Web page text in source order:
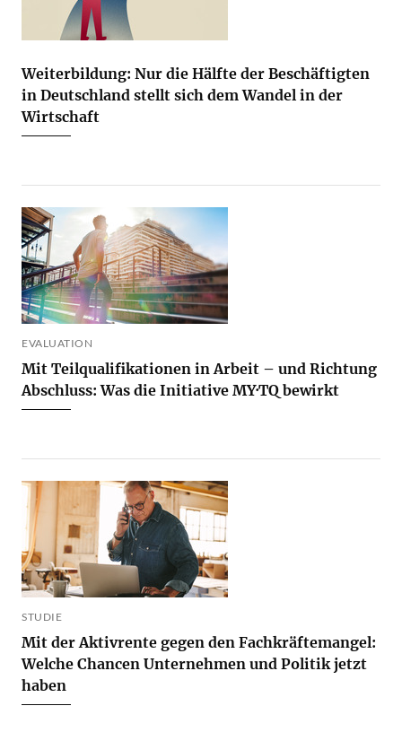
Weiterbildung: Nur die Hälfte der Beschäftigten
in Deutschland stellt sich dem Wandel in der
Wirtschaft
EVALUATION
Mit Teilqualifikationen in Arbeit – und Richtung
Abschluss: Was die Initiative MY·TQ bewirkt
STUDIE
Mit der Aktivrente gegen den Fachkräftemangel:
Welche Chancen Unternehmen und Politik jetzt
haben